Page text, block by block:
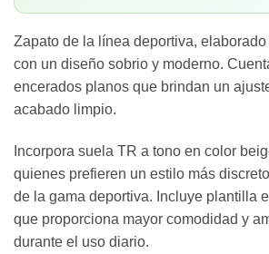
Zapato de la línea deportiva,
con un diseño sobrio y moderno.
encerados planos que brindan un
acabado limpio.
Incorpora suela TR a tono en color
quienes prefieren un estilo más
de la gama deportiva. Incluye plantilla
que proporciona mayor comodidad y
durante el uso diario.